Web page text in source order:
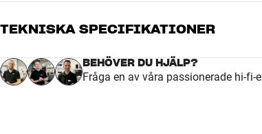
TEKNISKA SPECIFIKATIONER
DIMENSIONER OCH DESIGN
BEHÖVER DU HJÄLP?
Fråga en av våra passionerade hi-fi-